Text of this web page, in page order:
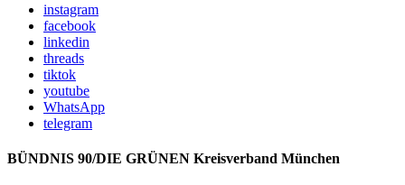
instagram
facebook
linkedin
threads
tiktok
youtube
WhatsApp
telegram
BÜNDNIS 90/DIE GRÜNEN Kreisverband München